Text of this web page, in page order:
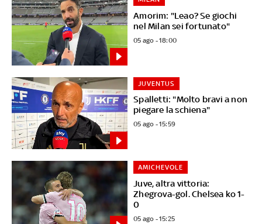
Amorim: "Leao? Se giochi
nel Milan sei fortunato"
05 ago - 18:00
Spalletti: "Molto bravi a non
piegare la schiena"
JUVENTUS
05 ago - 15:59
Juve, altra vittoria:
Zhegrova-gol. Chelsea ko 1-
0
AMICHEVOLE
05 ago - 15:25